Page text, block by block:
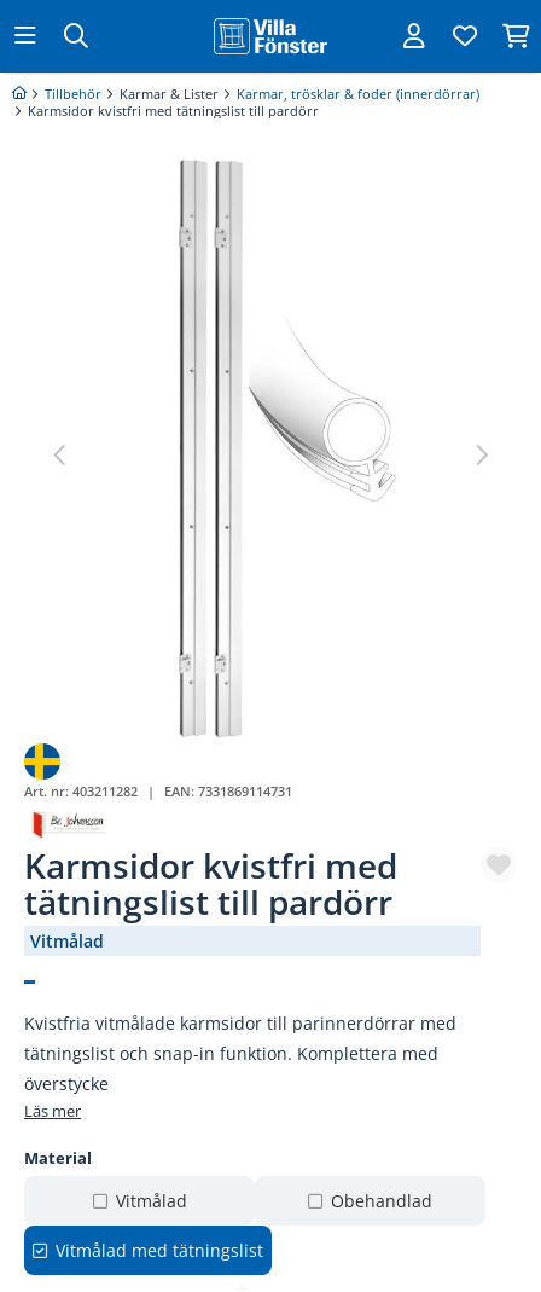
Tillbehör Karmar & Lister
Karmar, trösklar & foder (innerdörrar)
Karmsidor kvistfri med tätningslist till pardörr
Art. nr: 403211282 EAN: 7331869114731
Karmsidor kvistfri med
tätningslist till pardörr
Vitmålad
Kvistfria vitmålade karmsidor till parinnerdörrar med
tätningslist och snap-in funktion. Komplettera med
överstycke
Läs mer
Material
Vitmålad Obehandlad
Vitmålad med tätningslist